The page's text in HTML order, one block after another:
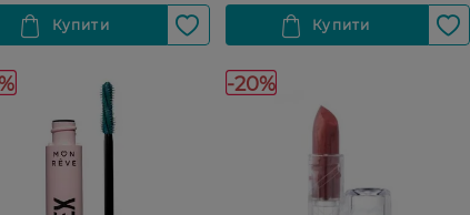
-20%